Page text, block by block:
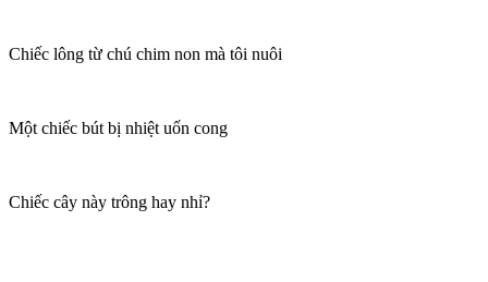
Chiếc lông từ chú chim non mà tôi nuôi
Một chiếc bút bị nhiệt uốn cong
Chiếc cây này trông hay nhỉ?